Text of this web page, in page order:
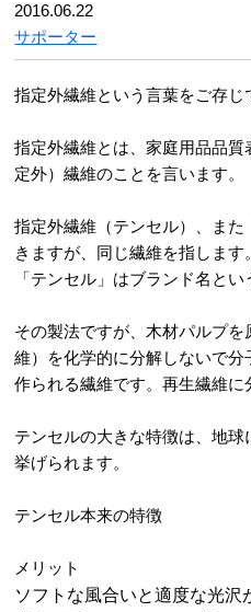
2016.06.22
サポーター
指定外繊維という言葉をご存じ
指定外繊維とは、家庭用品品
定外）繊維のことを言います。
指定外繊維（テンセル）、ま
きますが、同じ繊維を指します
「テンセル」はブランド名とい
その製法ですが、木材パルプ
維）を化学的に分解しないで
作られる繊維です。再生繊維に
テンセルの大きな特徴は、地
挙げられます。
テンセル本来の特徴
メリット
ソフトな風合いと適度な光沢